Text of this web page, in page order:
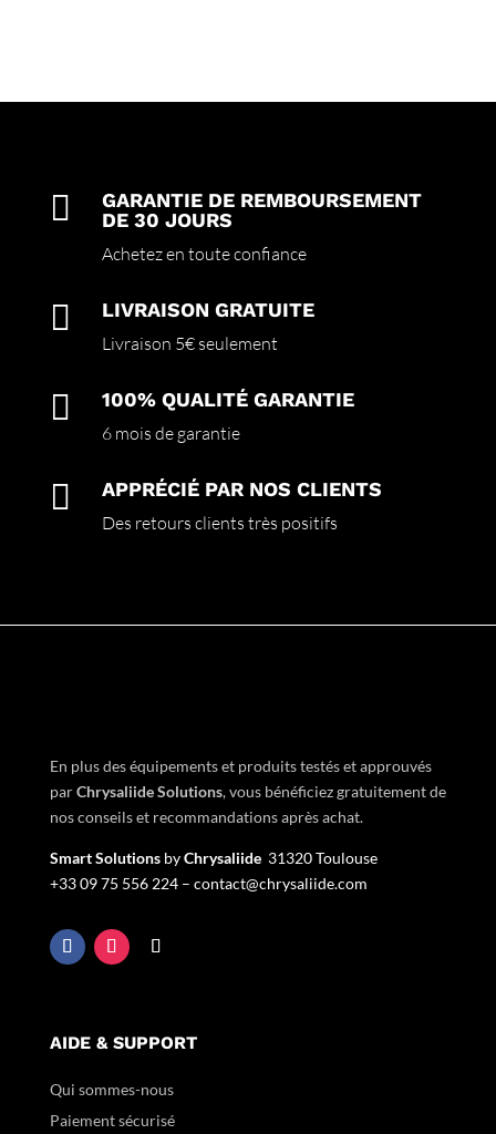

GARANTIE DE REMBOURSEMENT
DE 30 JOURS
Achetez en toute confiance
 LIVRAISON GRATUITE
Livraison 5€ seulement
 100% QUALITÉ GARANTIE
6 mois de garantie
 APPRÉCIÉ PAR NOS CLIENTS
Des retours clients très positifs
En plus des équipements et produits testés et approuvés
parChrysaliide Solutions,vous bénéficiez gratuitement de
nos conseils et recommandations après achat.
Smart Solutions byChrysaliide 31320 Toulouse
+3309 75 556 224 – contact@chrysaliide.com
AIDE & SUPPORT
Qui sommes-nous
Paiement sécurisé